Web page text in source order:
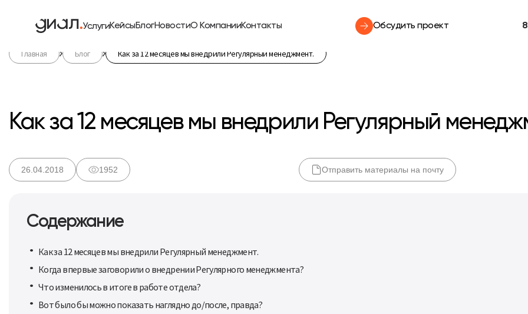
УслугиКейсыБлогНовостиО КомпанииКонтакты Обсудить проект
Главная Блог Как за 12 месяцев мы внедрили Регулярный менеджмент.
Как за 12 месяцев мы внедрили Регулярный
26.04.2018 1952 Отправить материалы на почту
Содержание
Как за 12 месяцев мы внедрили Регулярный менеджмент.
Когда впервые заговорили о внедрении Регулярного менеджмента?
Что изменилось в итоге в работе отдела?
Вот было бы можно показать наглядно до/после, правда?